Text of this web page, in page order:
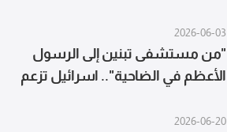
2026-06-03
"من مستشفى تبنين إلى الرسول
الأعظم في الضاحية".. اسرائيل تزعم
2026-06-20